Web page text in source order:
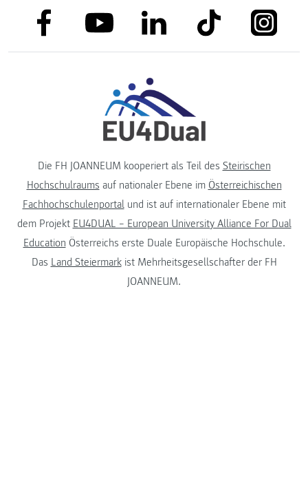
link to facebooklink to youtubelink to linkedinlink to tiktok link to
Die FH JOANNEUM kooperiert als Teil des Steirischen
Hochschulraums auf nationaler Ebene im Österreichischen
Fachhochschulenportalund ist auf internationaler Ebene mit
dem Projekt EU4DUAL – European University Alliance For Dual
Education Österreichs erste Duale Europäische Hochschule.
Das Land Steiermarkist Mehrheitsgesellschafter der FH
JOANNEUM.